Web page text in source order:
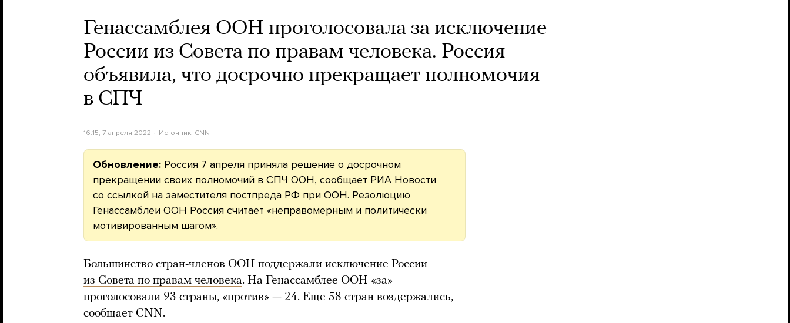
Генассамблея ООН проголосовала за исключение
России из Совета по правам человека. Россия
объявила, что досрочно прекращает полномочия
в СПЧ
16:15, 7 апреля 2022 Источник: CNN
Обновление: Россия 7 апреля приняла решение о досрочном
прекращении своих полномочий в СПЧ ООН, сообщает РИА Новости
со ссылкой на заместителя постпреда РФ при ООН. Резолюцию
Генассамблеи ООН Россия считает «неправомерным и политически
мотивированным шагом».
Большинство стран-членов ООН поддержали исключение России
из Совета по правам человека. На Генассамблее ООН «за»
проголосовали 93 страны, «против» — 24. Еще 58 стран воздержались,
сообщает CNN .